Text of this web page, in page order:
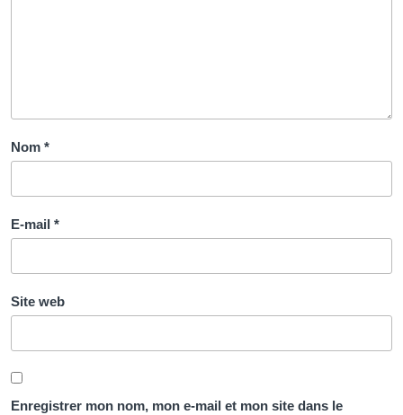
Nom *
E-mail *
Site web
Enregistrer mon nom, mon e-mail et mon site dans le